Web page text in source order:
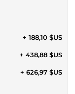
+ 188,10 $US
+ 438,88 $US
+ 626,97 $US